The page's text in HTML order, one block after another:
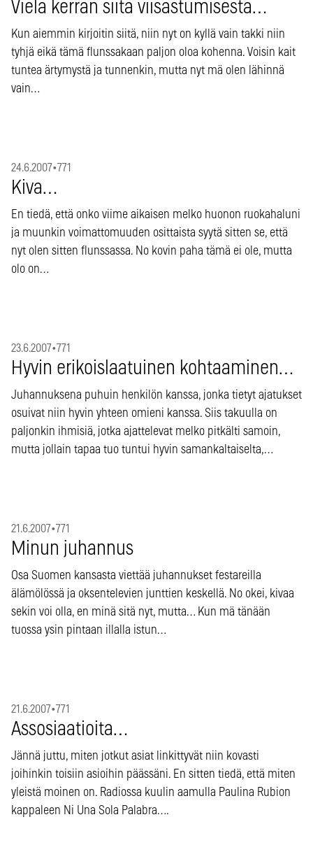
Vielä kerran siitä viisastumisesta…
Kun aiemmin kirjoitin siitä, niin nyt on kyllä vain takki niin
tyhjä eikä tämä flunssakaan paljon oloa kohenna. Voisin kait
tuntea ärtymystä ja tunnenkin, mutta nyt mä olen lähinnä
vain…
24.6.2007•771
Kiva…
En tiedä, että onko viime aikaisen melko huonon ruokahaluni
ja muunkin voimattomuuden osittaista syytä sitten se, että
nyt olen sitten flunssassa. No kovin paha tämä ei ole, mutta
olo on…
23.6.2007•771
Hyvin erikoislaatuinen kohtaaminen…
Juhannuksena puhuin henkilön kanssa, jonka tietyt ajatukset
osuivat niin hyvin yhteen omieni kanssa. Siis takuulla on
paljonkin ihmisiä, jotka ajattelevat melko pitkälti samoin,
mutta jollain tapaa tuo tuntui hyvin samankaltaiselta,…
21.6.2007•771
Minun juhannus
Osa Suomen kansasta viettää juhannukset festareilla
älämölössä ja oksentelevien junttien keskellä. No okei, kivaa
sekin voi olla, en minä sitä nyt, mutta… Kun mä tänään
tuossa ysin pintaan illalla istun…
21.6.2007•771
Assosiaatioita…
Jännä juttu, miten jotkut asiat linkittyvät niin kovasti
joihinkin toisiin asioihin päässäni. En sitten tiedä, että miten
yleistä moinen on. Radiossa kuulin aamulla Paulina Rubion
kappaleen Ni Una Sola Palabra….